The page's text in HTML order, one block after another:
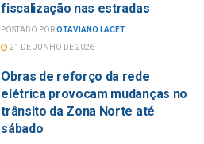
fiscalização nas estradas
POSTADO POROTAVIANO LACET
21 DE JUNHO DE 2026
Obras de reforço da rede
elétrica provocam mudanças no
trânsito da Zona Norte até
sábado